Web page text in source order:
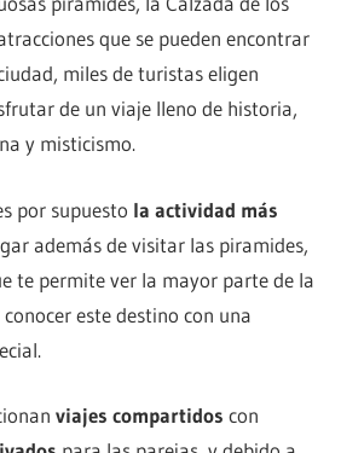
que se pueden encontrar
miles de turistas eligen
de un viaje lleno de historia,
y misticismo.
por supuesto la actividad más
además de visitar las piramides,
te permite ver la mayor parte de la
este destino con una
viajes compartidoscon